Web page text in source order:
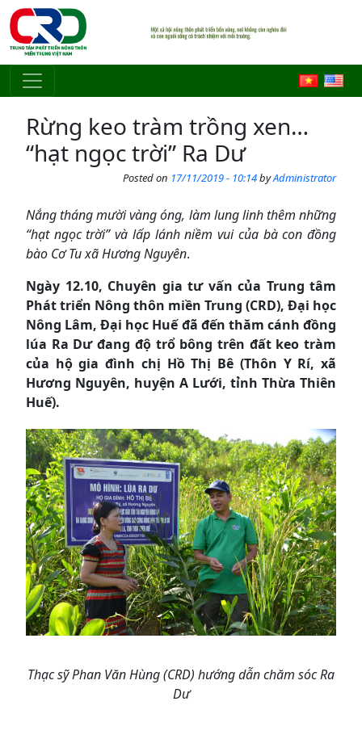
Skip to main content
Rừng keo tràm trồng xen…
“hạt ngọc trời” Ra Dư
Posted on 17/11/2019 - 10:14byAdministrator
Nắng tháng mười vàng óng, làm lung linh thêm những
“hạt ngọc trời” và lấp lánh niềm vui của bà con đồng
bào Cơ Tu xã Hương Nguyên.
Ngày 12.10, Chuyên gia tư vấn của Trung tâm
Phát triển Nông thôn miền Trung (CRD), Đại học
Nông Lâm, Đại học Huế đã đến thăm cánh đồng
lúa Ra Dư đang độ trổ bông trên đất keo tràm
của hộ gia đình chị Hồ Thị Bê (Thôn Y Rí, xã
Hương Nguyên, huyện A Lưới, tỉnh Thừa Thiên
Huế).
Thạc sỹ Phan Văn Hùng (CRD) hướng dẫn chăm sóc Ra
Dư